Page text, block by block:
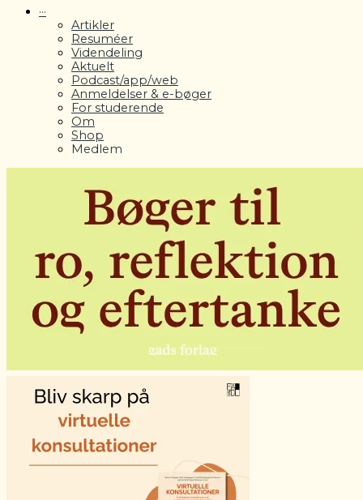
···
Artikler
Resuméer
Videndeling
Aktuelt
Podcast/app/web
Anmeldelser & e-bøger
For studerende
Om
Shop
Medlem